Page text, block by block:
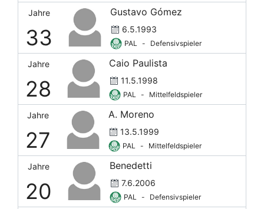
Jahre
33
Gustavo Gómez
6.5.1993
PAL - Defensivspieler
Jahre
28
Caio Paulista
11.5.1998
PAL - Mittelfeldspieler
Jahre
27
A. Moreno
13.5.1999
PAL - Mittelfeldspieler
Jahre
20
Benedetti
7.6.2006
PAL - Defensivspieler